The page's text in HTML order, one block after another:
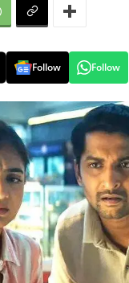
Follow Follow